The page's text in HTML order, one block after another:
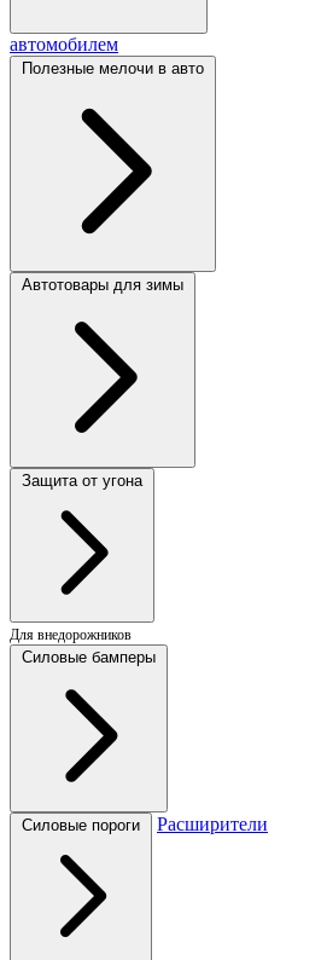
автомобилем
Полезные мелочи в авто
Автотовары для зимы
Защита от угона
Для внедорожников
Силовые бамперы
Силовые пороги Расширители